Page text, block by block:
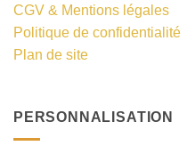
CGV & Mentions légales
Politique de confidentialité
Plan de site
PERSONNALISATION